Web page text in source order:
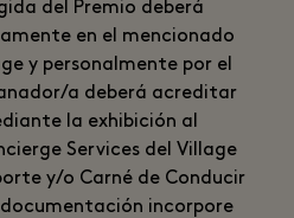
del Premio deberá
en el mencionado
y personalmente por el
a deberá acreditar
la exhibición al
Services del Village
y/o Carné de Conducir
incorpore